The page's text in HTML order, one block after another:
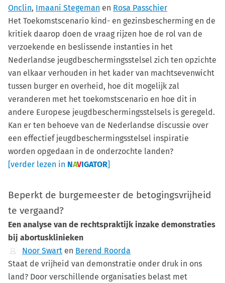
Onclin, Imaani Stegeman en Rosa Passchier
Het Toekomstscenario kind- en gezinsbescherming en de
kritiek daarop doen de vraag rijzen hoe de rol van de
verzoekende en beslissende instanties in het
Nederlandse jeugdbeschermingsstelsel zich ten opzichte
van elkaar verhouden in het kader van machtsevenwicht
tussen burger en overheid, hoe dit mogelijk zal
veranderen met het toekomstscenario en hoe dit in
andere Europese jeugdbeschermingsstelsels is geregeld.
Kan er ten behoeve van de Nederlandse discussie over
een effectief jeugdbeschermingsstelsel inspiratie
worden opgedaan in de onderzochte landen?
[verder lezen in NAVIGATOR]
Beperkt de burgemeester de betogingsvrijheid
te vergaand?
Een analyse van de rechtspraktijk inzake demonstraties
bij abortusklinieken
Noor Swarten Berend Roorda
Staat de vrijheid van demonstratie onder druk in ons
land? Door verschillende organisaties belast met